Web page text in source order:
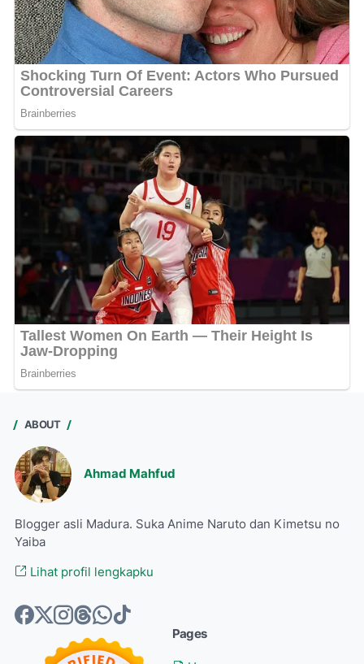
ABOUT
Ahmad Mahfud
Blogger asli Madura. Suka Anime Naruto dan Kimetsu no
Yaiba
Lihat profil lengkapku
Pages